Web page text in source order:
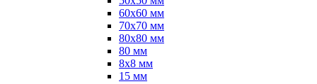
60х60 мм
70х70 мм
80х80 мм
80 мм
8х8 мм
15 мм